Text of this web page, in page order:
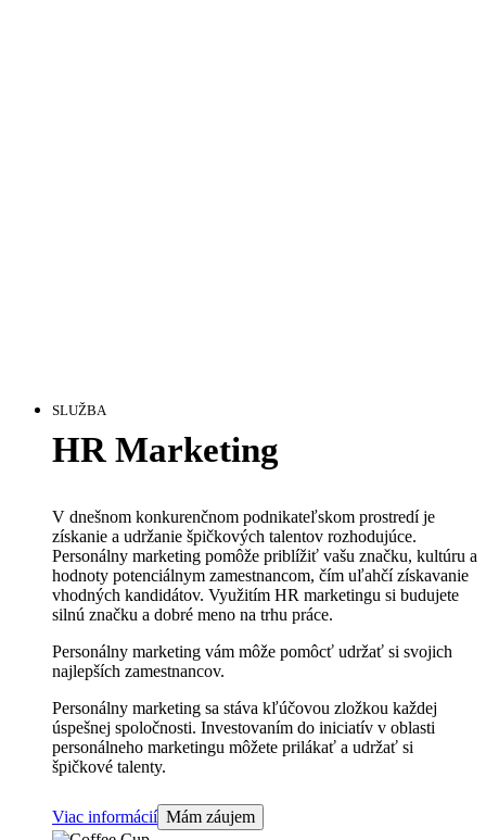
SLUŽBA
HR Marketing
V dnešnom konkurenčnom podnikateľskom prostredí je
získanie a udržanie špičkových talentov rozhodujúce.
Personálny marketing pomôže priblížiť vašu značku, kultúru a
hodnoty potenciálnym zamestnancom, čím uľahčí získavanie
vhodných kandidátov. Využitím HR marketingu si budujete
silnú značku a dobré meno na trhu práce.
Personálny marketing vám môže pomôcť udržať si svojich
najlepších zamestnancov.
Personálny marketing sa stáva kľúčovou zložkou každej
úspešnej spoločnosti. Investovaním do iniciatív v oblasti
personálneho marketingu môžete prilákať a udržať si
špičkové talenty.
Viac informácií Mám záujem